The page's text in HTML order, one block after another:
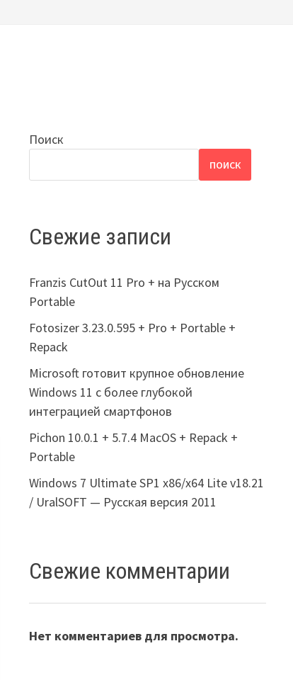
Поиск
ПОИСК
Свежие записи
Franzis CutOut 11 Pro + на Русском
Portable
Fotosizer 3.23.0.595 + Pro + Portable +
Repack
Microsoft готовит крупное обновление
Windows 11 с более глубокой
интеграцией смартфонов
Pichon 10.0.1 + 5.7.4 MacOS + Repack +
Portable
Windows 7 Ultimate SP1 x86/x64 Lite v18.21
/ UralSOFT — Русская версия 2011
Свежие комментарии
Нет комментариев для просмотра.